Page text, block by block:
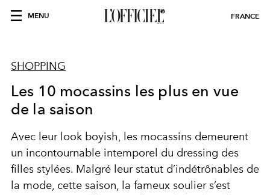
MENU FRANCE
SHOPPING
Les 10 mocassins les plus en vue
de la saison
Avec leur look boyish, les mocassins demeurent
un incontournable intemporel du dressing des
filles stylées. Malgré leur statut d’indétrônables de
la mode, cette saison, la fameux soulier s’est